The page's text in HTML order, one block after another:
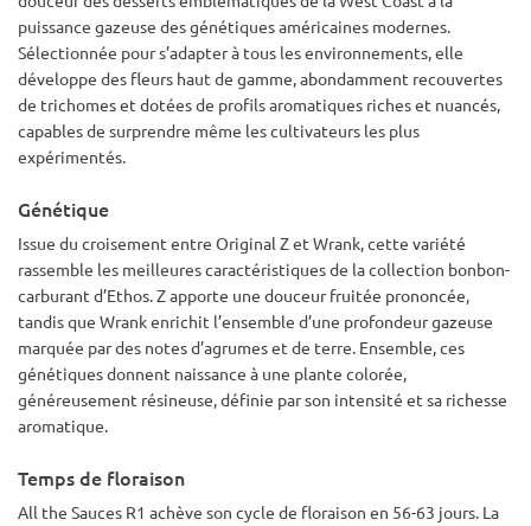
puissance gazeuse des génétiques américaines modernes.
Sélectionnée pour s’adapter à tous les environnements, elle
développe des fleurs haut de gamme, abondamment recouvertes
de trichomes et dotées de profils aromatiques riches et nuancés,
capables de surprendre même les cultivateurs les plus
expérimentés.
Génétique
Issue du croisement entre Original Z et Wrank, cette variété
rassemble les meilleures caractéristiques de la collection bonbon-
carburant d’Ethos. Z apporte une douceur fruitée prononcée,
tandis que Wrank enrichit l’ensemble d’une profondeur gazeuse
marquée par des notes d’agrumes et de terre. Ensemble, ces
génétiques donnent naissance à une plante colorée,
généreusement résineuse, définie par son intensité et sa richesse
aromatique.
Temps de floraison
All the Sauces R1 achève son cycle de floraison en 56-63 jours. La